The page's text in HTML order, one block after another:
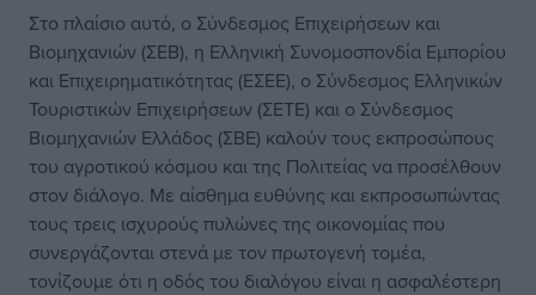
Στο πλαίσιο αυτό, ο Σύνδεσμος Επιχειρήσεων και
Βιομηχανιών (ΣΕΒ), η Ελληνική Συνομοσπονδία Εμπορίου
και Επιχειρηματικότητας (ΕΣΕΕ), ο Σύνδεσμος Ελληνικών
Τουριστικών Επιχειρήσεων (ΣΕΤΕ) και ο Σύνδεσμος
Βιομηχανιών Ελλάδος (ΣΒΕ) καλούν τους εκπροσώπους
του αγροτικού κόσμου και της Πολιτείας να προσέλθουν
στον διάλογο. Με αίσθημα ευθύνης και εκπροσωπώντας
τους τρεις ισχυρούς πυλώνες της οικονομίας που
συνεργάζονται στενά με τον πρωτογενή τομέα,
τονίζουμε ότι η οδός του διαλόγου είναι η ασφαλέστερη